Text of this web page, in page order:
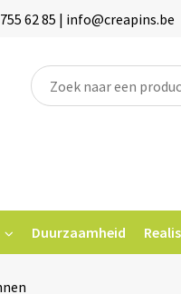
62 85 | info@creapins.be
Duurzaamheid